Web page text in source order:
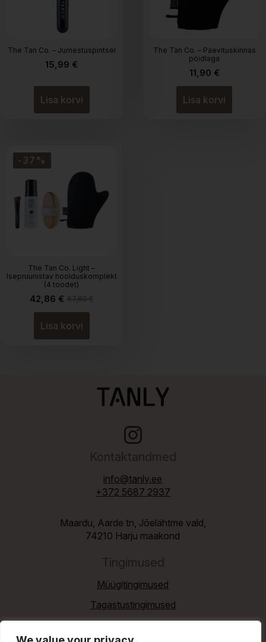
The Tan Co. – Jumestuspintsel
15,99 €
Lisa korvi
The Tan Co. – Päevituskinnas
pöidlaga
11,90 €
Lisa korvi
-37%
The Tan Co. Light –
Isepruunistav hoolduskomplekt
(4 toodet)
67,60€
Algne
hind
oli:
42,86 €Praegune
hind
on:
Lisa korvi
Kontaktandmed
info@tanly.ee
+372 5687 2937
Maardu, Aarde tn, Jõelähtme vald,
74210 Harju maakond
Tingimused
Müügitingimused
Tagastustingimused
Privaatsuspoliitika